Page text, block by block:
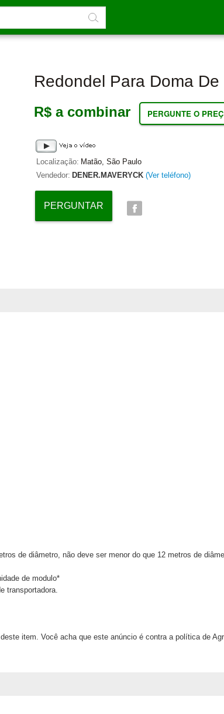
Redondel Para Doma De
R$ a combinar PERGUNTE O
Localização: Matão, São Paulo
Vendedor: DENER.MAVERYCK (Ver teléfono)
PERGUNTAR
de diâmetro, não deve ser menor do que 12 metros de
de modulo*
transportadora.
item. Você acha que este anúncio é contra a política de